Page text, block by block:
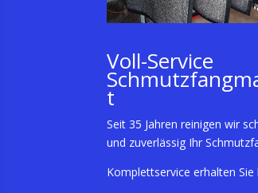
Voll-Service
t
Seit 35 Jahren reinigen wir
und zuverlässig Ihr
Komplettservice erhalten Sie